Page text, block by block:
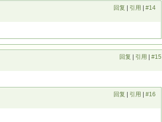
回复 引用 #14
回复 引用 #15
回复 引用 #16